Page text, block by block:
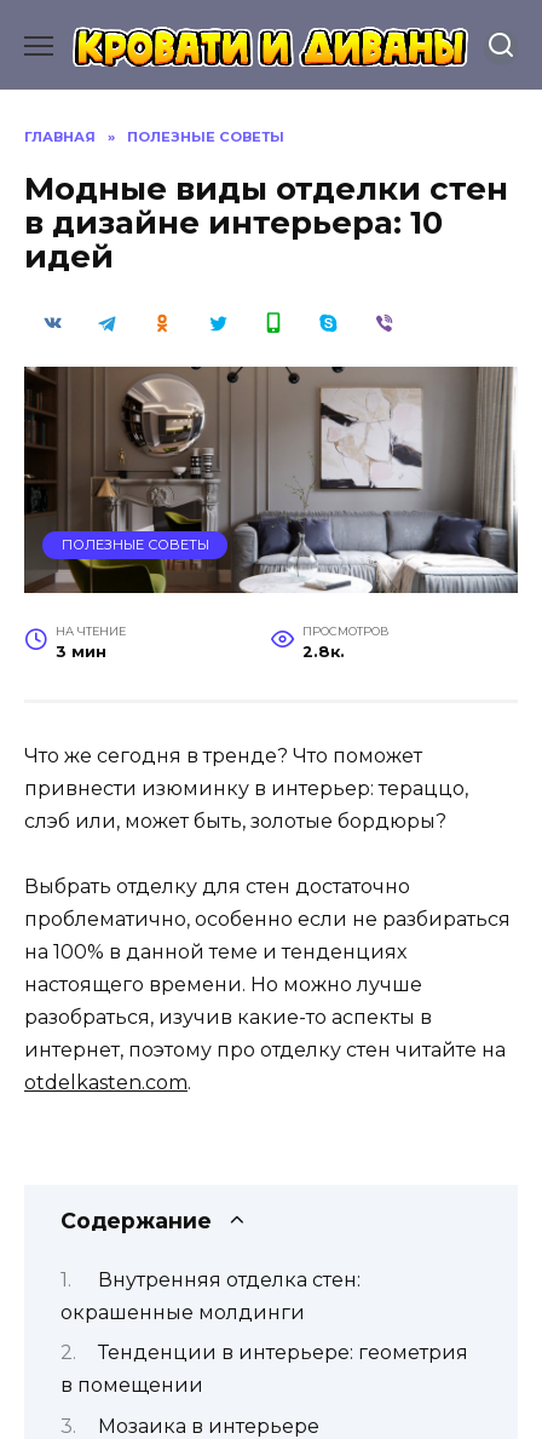
содержанию
ГЛАВНАЯ » ПОЛЕЗНЫЕ СОВЕТЫ
Модные виды отделки стен
в дизайне интерьера: 10
идей
ПОЛЕЗНЫЕ СОВЕТЫ
НА ЧТЕНИЕ
3 мин
ПРОСМОТРОВ
2.8к.
Что же сегодня в тренде? Что поможет
привнести изюминку в интерьер: тераццо,
слэб или, может быть, золотые бордюры?
Выбрать отделку для стен достаточно
проблематично, особенно если не разбираться
на 100% в данной теме и тенденциях
настоящего времени. Но можно лучше
разобраться, изучив какие-то аспекты в
интернет, поэтому про отделку стен читайте на
otdelkasten.com.
Содержание
Внутренняя отделка стен:
окрашенные молдинги
Тенденции в интерьере: геометрия
в помещении
Мозаика в интерьере